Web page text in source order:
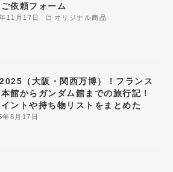
11月17日 オリジナル商品
依頼フォーム
年8月17日
（大阪・関西万博）！フランス
館からガンダム館までの旅行記！
ントや持ち物リストをまとめた